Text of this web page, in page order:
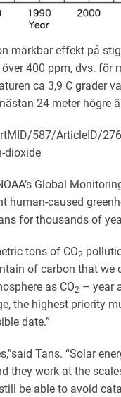
märkbar effekt på
400 ppm, dvs. för
ca 3,9 C grader
24 meter högre
587/ArticleID/
dioxide
Global
human-caused
for thousands of
tons of CO2
of carbon that we
as CO2 – year
the highest priority
date.”
Tans. “Solar
they work at the
be able to avoid